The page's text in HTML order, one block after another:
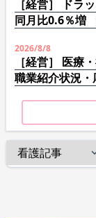
［経営］ ドラ
同月比0.6％増
2026/8/8
［経営］ 医療
職業紹介状況・